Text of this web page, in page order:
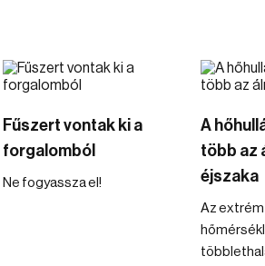
Fűszert vontak ki a
forgalomból
Ne fogyassza el!
A
több az
éjszaka
Az extrém